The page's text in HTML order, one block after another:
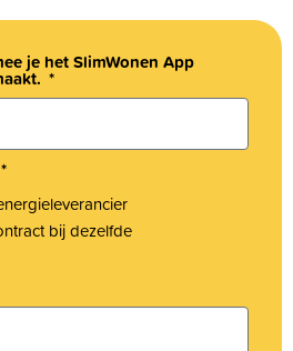
je het SlimWonen App
bij dezelfde